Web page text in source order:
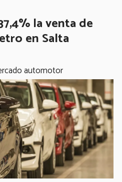
la venta de
en Salta
automotor